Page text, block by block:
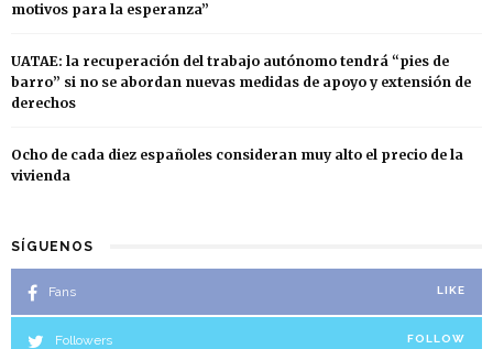
motivos para la esperanza”
UATAE: la recuperación del trabajo autónomo tendrá “pies de
barro” si no se abordan nuevas medidas de apoyo y extensión de
derechos
Ocho de cada diez españoles consideran muy alto el precio de la
vivienda
SÍGUENOS
Fans LIKE
Followers FOLLOW